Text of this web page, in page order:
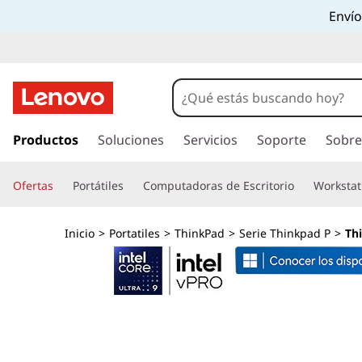
n
o
v
o
r
c
Productos Soluciones Servicios Soporte
Ofertas Portátiles Computadoras de Escritorio
Inicio > Portatiles > ThinkPad > Serie Thinkpad P >